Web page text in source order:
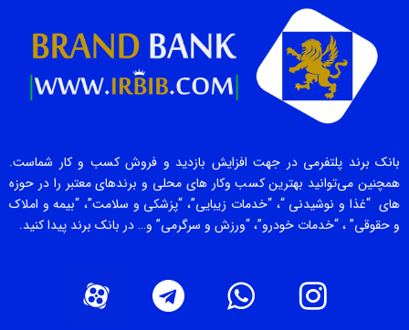
بانک برند پلتفرمی در جهت افزایش بازدید و فروش کسب و کار شماست.
همچنین می‌توانید بهترین کسب وکار های محلی و برندهای معتبر را در حوزه
های “غذا و نوشیدنی “، “خدمات زیبایی”، “پزشکی و سلامت”، “بیمه و املاک
و حقوقی” ، “خدمات خودرو”، “ورزش و سرگرمی” و… در بانک برند پیدا کنید.